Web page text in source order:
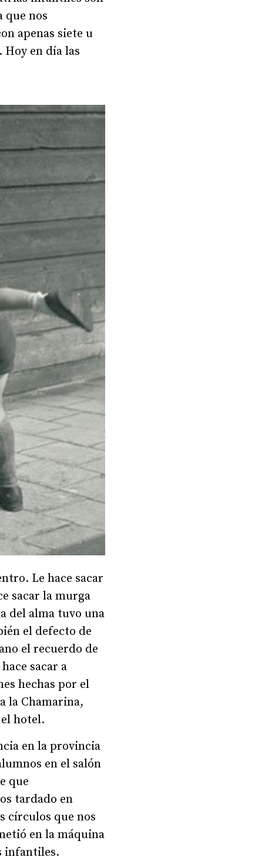
que nos
apenas siete u
Hoy en día las
Le hace sacar
sacar la murga
del alma tuvo una
el defecto de
el recuerdo de
sacar a
hechas por el
la Chamarina,
hotel.
en la provincia
en el salón
que
tardado en
círculos que nos
en la máquina
infantiles.